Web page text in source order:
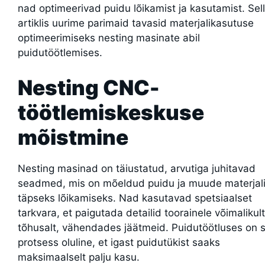
nad optimeerivad puidu lõikamist ja kasutamist.
artiklis uurime parimaid tavasid materjalikasutuse
optimeerimiseks nesting masinate abil
puidutöötlemises.
Nesting CNC-
töötlemiskeskuse
mõistmine
Nesting masinad on täiustatud, arvutiga juhitavad
seadmed, mis on mõeldud puidu ja muude
täpseks lõikamiseks. Nad kasutavad spetsiaalset
tarkvara, et paigutada detailid toorainele võimalikult
tõhusalt, vähendades jäätmeid. Puidutöötluses on
protsess oluline, et igast puidutükist saaks
maksimaalselt palju kasu.